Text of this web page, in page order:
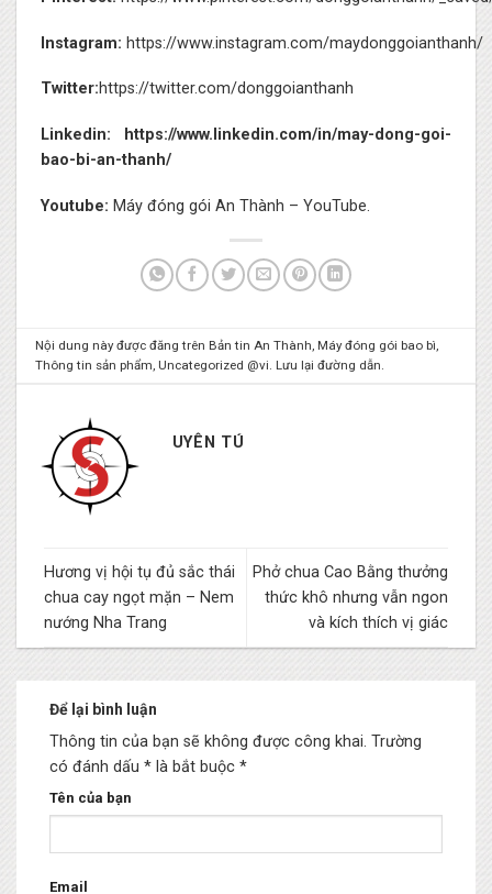
Instagram: https://www.instagram.com/maydonggoianthanh/
Twitter:https://twitter.com/donggoianthanh
Linkedin:
https://www.linkedin.com/in/may-dong-goi-
bao-bi-an-thanh/
Youtube: Máy đóng gói An Thành – YouTube.
Nội dung này được đăng trên Bản tin An Thành, Máy đóng gói bao bì,
Thông tin sản phẩm, Uncategorized @vi. Lưu lạiđường dẫn.
UYÊN TÚ
Hương vị hội tụ đủ sắc thái
chua cay ngọt mặn – Nem
nướng Nha Trang
Phở chua Cao Bằng thưởng
thức khô nhưng vẫn ngon
và kích thích vị giác
Để lại bình luận
Thông tin của bạn sẽ không được công khai. Trường
có đánh dấu * là bắt buộc *
Tên của bạn
Email